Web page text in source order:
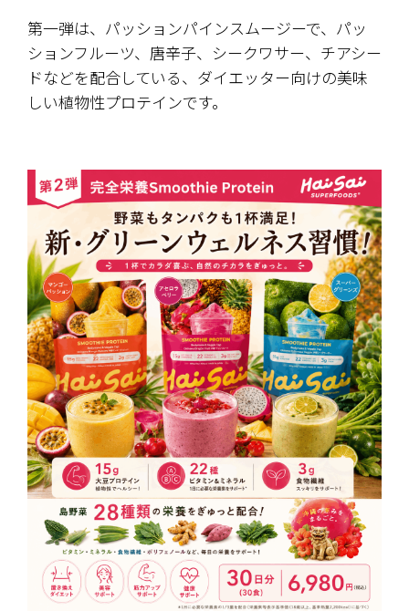
第一弾は、パッションパインスムージーで、パッ
ションフルーツ、唐辛子、シークワサー、チアシー
ドなどを配合している、ダイエッター向けの美味
しい植物性プロテインです。